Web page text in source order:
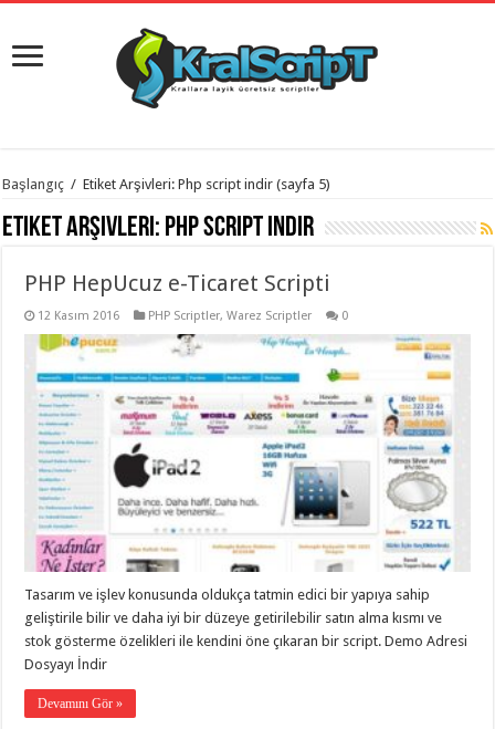
istanbul
evden
eve
organizasyon ,
evden
taşımacılık,
taşımacılık,
gaziantep
evden
taşımacılık,
evden
taşımacılık,
gaziantep
gaziantep
evden
taşımacılık,
gaziantep
taşımacılık,
Başlangıç / Etiket Arşivleri: Php script indir (sayfa 5)
Etiket Arşivleri: Php script indir
PHP HepUcuz e-Ticaret Scripti
12 Kasım 2016 PHP Scriptler,Warez Scriptler 0
Tasarım ve işlev konusunda oldukça tatmin edici bir yapıya sahip
geliştirile bilir ve daha iyi bir düzeye getirilebilir satın alma kısmı ve
stok gösterme özelikleri ile kendini öne çıkaran bir script. Demo Adresi
Dosyayı İndir
Devamını Gör »